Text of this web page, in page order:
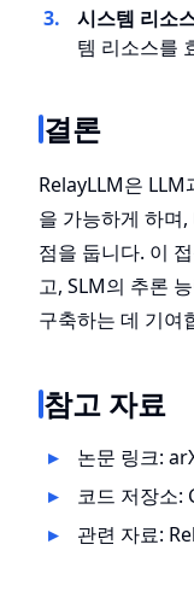
시스템 리소
템 리소스를
결론
RelayLLM은 LLM
을 가능하게 하며
점을 둡니다. 이
고, SLM의 추론
구축하는 데 기여
참고 자료
논문 링크:
코드 저장소:
관련 자료: